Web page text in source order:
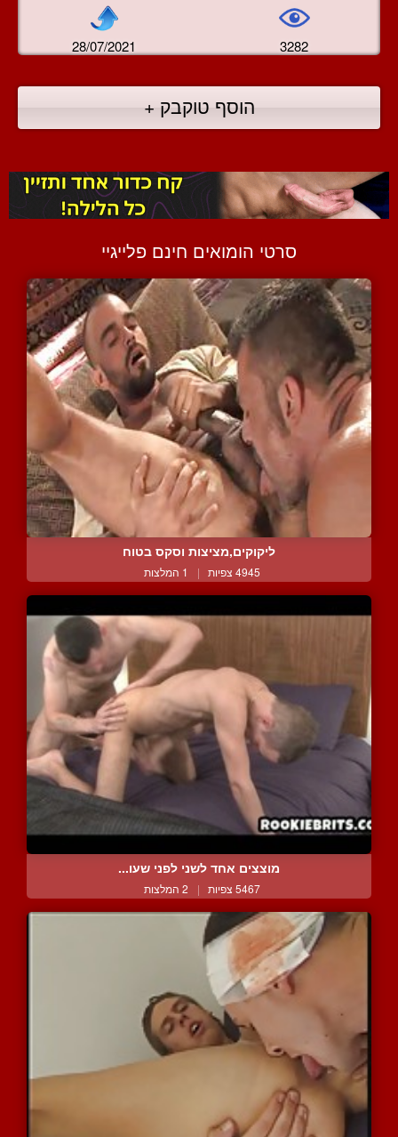
28/07/2021 3282
הוסף טוקבק +
סרטי הומואים חינם פלייגיי
ליקוקים,מציצות וסקס בטוח
4945 צפיות | 1 המלצות
מוצצים אחד לשני לפני שעו...
5467 צפיות | 2 המלצות